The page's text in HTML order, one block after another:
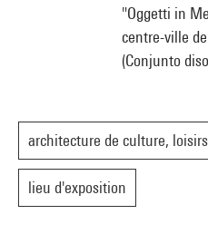
"Oggetti in
centre-ville
(Conjunto
architecture de culture,
lieu d'exposition